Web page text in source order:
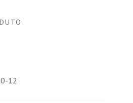
12